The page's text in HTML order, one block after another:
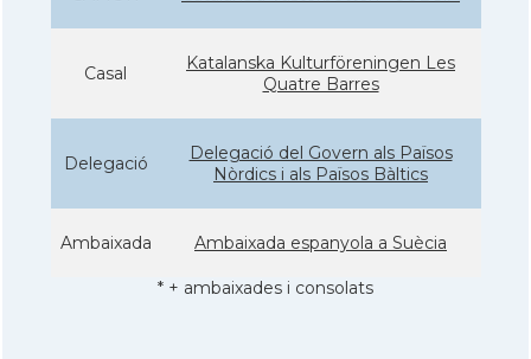
Casal
Katalanska Kulturföreningen Les
Quatre Barres
Delegació
Delegació del Govern als Països
Nòrdics i als Països Bàltics
Ambaixada Ambaixada espanyola a Suècia
* + ambaixades i consolats